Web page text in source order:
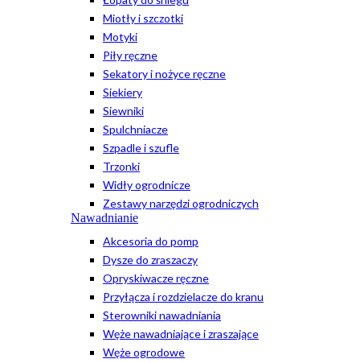
Miotły i szczotki
Motyki
Piły ręczne
Sekatory i nożyce ręczne
Siekiery
Siewniki
Spulchniacze
Szpadle i szufle
Trzonki
Widły ogrodnicze
Zestawy narzędzi ogrodniczych
Nawadnianie
Akcesoria do pomp
Dysze do zraszaczy
Opryskiwacze ręczne
Przyłącza i rozdzielacze do kranu
Sterowniki nawadniania
Węże nawadniające i zraszające
Węże ogrodowe